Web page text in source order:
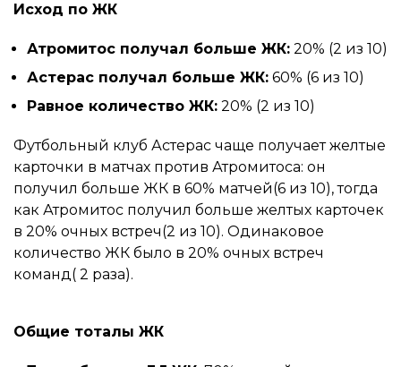
Исход по ЖК
Атромитос получал больше ЖК: 20% (2 из 10)
Астерас получал больше ЖК: 60% (6 из 10)
Равное количество ЖК: 20% (2 из 10)
Футбольный клуб Астерас чаще получает желтые
карточки в матчах против Атромитоса: он
получил больше ЖК в 60% матчей(6 из 10), тогда
как Атромитос получил больше желтых карточек
в 20% очных встреч(2 из 10). Одинаковое
количество ЖК было в 20% очных встреч
команд( 2 раза).
Общие тоталы ЖК